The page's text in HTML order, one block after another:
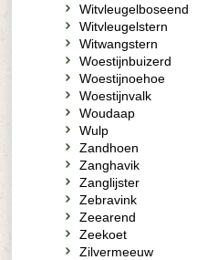
Witvleugelboseend
Witvleugelstern
Witwangstern
Woestijnbuizerd
Woestijnoehoe
Woestijnvalk
Woudaap
Wulp
Zandhoen
Zanghavik
Zanglijster
Zebravink
Zeearend
Zeekoet
Zilvermeeuw